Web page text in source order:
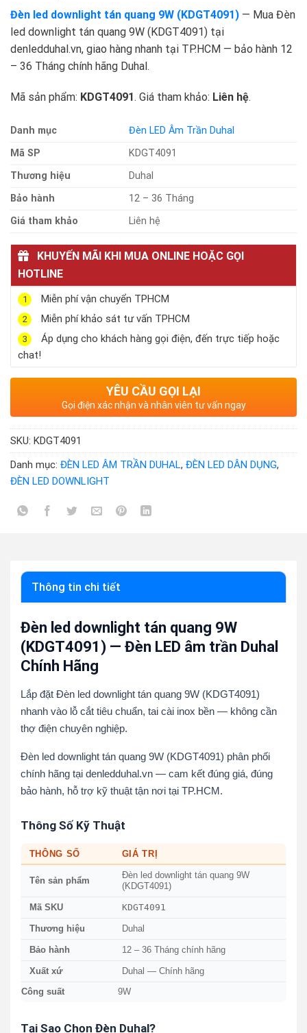
Đèn led downlight tán quang 9W (KDGT4091) — Mua Đèn
led downlight tán quang 9W (KDGT4091) tại
denledduhal.vn, giao hàng nhanh tại TP.HCM — bảo hành 12
– 36 Tháng chính hãng Duhal.
Mã sản phẩm: KDGT4091. Giá tham khảo: Liên hệ.
Danh mục
Đèn LED Âm Trần Duhal
Mã SP
KDGT4091
Thương hiệu
Duhal
Bảo hành
12 – 36 Tháng
Giá tham khảo
Liên hệ
KHUYẾN MÃI KHI MUA ONLINE HOẶC GỌI
HOTLINE
1 Miễn phí vận chuyển TPHCM
2 Miễn phí khảo sát tư vấn TPHCM
3
Áp dụng cho khách hàng gọi điện, đến trực tiếp hoặc
chat!
YÊU CẦU GỌI LẠI
Gọi điện xác nhận và nhân viên tư vấn ngay
SKU: KDGT4091
Danh mục: ĐÈN LED ÂM TRẦN DUHAL, ĐÈN LED DÂN DỤNG,
ĐÈN LED DOWNLIGHT
Thông tin chi tiết
Đèn led downlight tán quang 9W
(KDGT4091) — Đèn LED âm trần Duhal
Chính Hãng
Lắp đặt Đèn led downlight tán quang 9W (KDGT4091)
nhanh vào lỗ cắt tiêu chuẩn, tai cài inox bền — không cần
thợ điện chuyên nghiệp.
Đèn led downlight tán quang 9W (KDGT4091) phân phối
chính hãng tại denledduhal.vn — cam kết đúng giá, đúng
bảo hành, hỗ trợ kỹ thuật tận nơi tại TP.HCM.
Thông Số Kỹ Thuật
THÔNG SỐ GIÁ TRỊ
Tên sản phẩm
Đèn led downlight tán quang 9W
(KDGT4091)
Mã SKU KDGT4091
Thương hiệu Duhal
Bảo hành 12 – 36 Tháng chính hãng
Xuất xứ Duhal — Chính hãng
Công suất 9W
Tại Sao Chọn Đèn Duhal?